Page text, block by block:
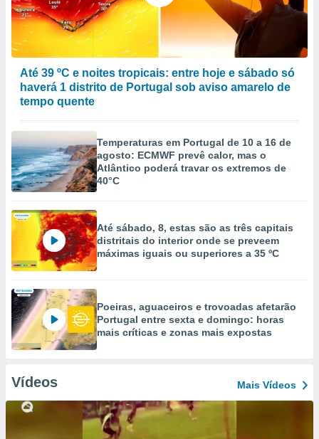
Até 39 ºC e noites tropicais: entre hoje e sábado só
haverá 1 distrito de Portugal sob aviso amarelo de
tempo quente
Temperaturas em Portugal de 10 a 16 de
agosto: ECMWF prevê calor, mas o
Atlântico poderá travar os extremos de
40°C
Até sábado, 8, estas são as três capitais
distritais do interior onde se preveem
máximas iguais ou superiores a 35 ºC
Poeiras, aguaceiros e trovoadas afetarão
Portugal entre sexta e domingo: horas
mais críticas e zonas mais expostas
Vídeos Mais Vídeos